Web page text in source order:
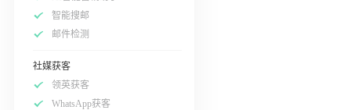
智能搜邮
邮件检测
社媒获客
领英获客
WhatsApp获客